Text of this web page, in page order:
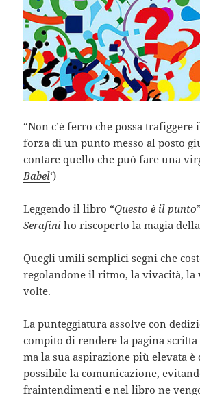
“Non c’è ferro che possa
forza di un punto messo al posto
contare quello che può fare una
Babel‘)
Leggendo il libro “Questo è il punto
Serafini ho riscoperto la magia
Quegli umili semplici segni che
regolandone il ritmo, la vivacità, la
volte.
La punteggiatura assolve con
compito di rendere la pagina
ma la sua aspirazione più elevata
possibile la comunicazione,
fraintendimenti e nel libro ne